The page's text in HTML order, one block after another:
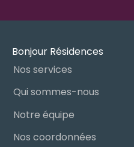
Bonjour Résidences
Nos services
Qui sommes-nous
Notre équipe
Nos coordonnées